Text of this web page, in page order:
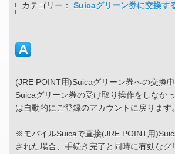
カテゴリー： Suicaグリーン券に交換す
(JRE POINT用)Suicaグリーン券への交換
Suicaグリーン券の受け取り操作をしなか
は自動的にご登録のアカウントに戻ります。
※モバイルSuicaで直接(JRE POINT用
された場合、手続き完了と同時に有効なグ